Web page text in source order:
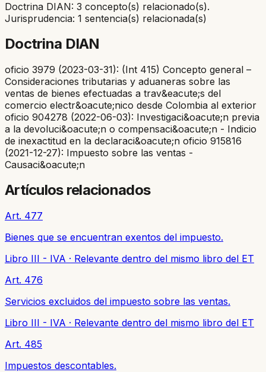
Doctrina DIAN: 3 concepto(s) relacionado(s).
Jurisprudencia: 1 sentencia(s) relacionada(s)
Doctrina DIAN
oficio 3979 (2023-03-31): (Int 415) Concepto general –
Consideraciones tributarias y aduaneras sobre las
ventas de bienes efectuadas a trav&eacute;s del
comercio electr&oacute;nico desde Colombia al exterior
oficio 904278 (2022-06-03): Investigaci&oacute;n previa
a la devoluci&oacute;n o compensaci&oacute;n - Indicio
de inexactitud en la declaraci&oacute;n oficio 915816
(2021-12-27): Impuesto sobre las ventas -
Causaci&oacute;n
Artículos relacionados
Art. 477
Bienes que se encuentran exentos del impuesto.
Libro III - IVA · Relevante dentro del mismo libro del ET
Art. 476
Servicios excluidos del impuesto sobre las ventas.
Libro III - IVA · Relevante dentro del mismo libro del ET
Art. 485
Impuestos descontables.